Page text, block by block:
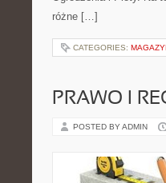
różne […]
CATEGORIES:
PRAWO I
POSTED BY ADMIN